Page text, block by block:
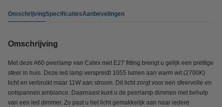
OmschrijvingSpecificatiesAanbevelingen
Omschrijving
Met deze A60 peerlamp van Calex met E27 fitting brengt u gelijk een prettige
sfeer in huis. Deze led lamp verspreidt 1055 lumen aan warm wit (2700K)
licht en verbruikt maar 11W aan stroom. Dit licht zorgt voor een sfeervolle en
ontspannen ambiance. Daarnaast kunt u de peerlamp dimmen met behulp
van een led dimmer. Zo past u het licht gemakkelijk aan naar iedere